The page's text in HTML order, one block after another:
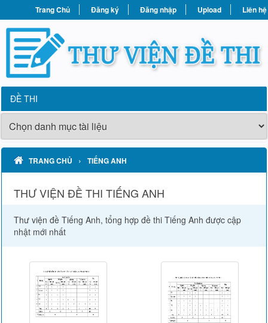
Trang Chủ Đăng ký Đăng nhập Upload Liên hệ
ĐỀ THI
TRANG CHỦ › TIẾNG ANH
THƯ VIỆN ĐỀ THI TIẾNG ANH
Thư viện đề Tiếng Anh, tổng hợp đề thi Tiếng Anh được cập
nhật mới nhất